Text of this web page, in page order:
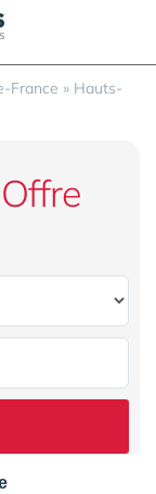
France » Hauts-
Offre